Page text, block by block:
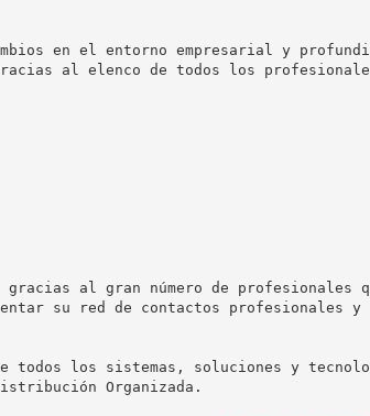
en el entorno empresarial y
al elenco de todos los
al gran número de profesionales
su red de contactos profesionales y
todos los sistemas, soluciones y
Organizada.